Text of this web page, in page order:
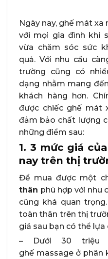
Ngày nay, ghế mát xa
với mọi gia đình khi
vừa chăm sóc sức
quả. Với nhu cầu
trường cũng có
dạng nhằm mang
khách hàng hơn.
được chiếc ghế mát
đảm bảo chất lượng
những điểm sau:
1. 3 mức giá
nay trên thị
Để mua được một
thân phù hợp với nhu
cũng khá quan
toàn thân trên thị
giá sau bạn có thể lựa
– Dưới 30 triệu
ghế massage ở phân